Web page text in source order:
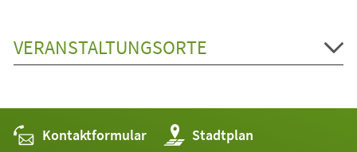
VERANSTALTUNGSORTE
Kontaktformular Stadtplan
(Öffnet